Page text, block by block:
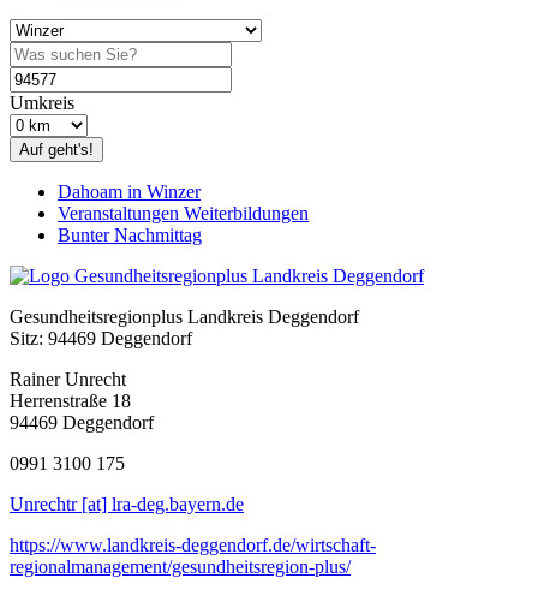
Umkreis
Auf geht's!
Dahoam in Winzer
Veranstaltungen Weiterbildungen
Bunter Nachmittag
Gesundheitsregionplus Landkreis Deggendorf
Sitz: 94469 Deggendorf
Rainer Unrecht
Herrenstraße 18
94469 Deggendorf
0991 3100 175
Unrechtr [at] lra-deg.bayern.de
https://www.landkreis-deggendorf.de/wirtschaft-
regionalmanagement/gesundheitsregion-plus/